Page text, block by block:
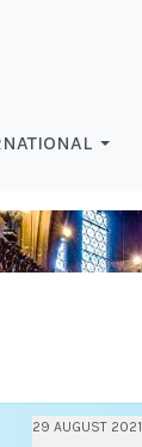
29 AUGUST 2021